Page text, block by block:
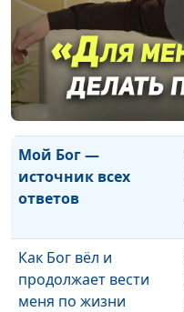
— как я её приобрёл
Инвалидность —
жизнь с
ограничениями или
без?
Мой Бог —
источник всех
ответов
Как Бог вёл и
продолжает вести
меня по жизни